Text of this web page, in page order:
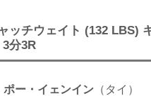
チウェイト (132 LBS)
分3R
ポー・イェンイン （タイ）